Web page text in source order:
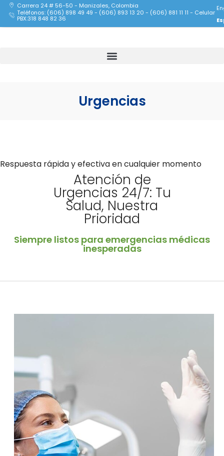
Carrera 24 # 56-50 - Manizales, Colombia
Teléfonos: (606) 898 49 49 - (606) 893 13 20 - (606) 881 11 11 - Celular
PBX:318 848 82 36
Urgencias
Respuesta rápida y efectiva en cualquier momento
Atención de
Urgencias 24/7: Tu
Salud, Nuestra
Prioridad
Siempre listos para emergencias médicas
inesperadas